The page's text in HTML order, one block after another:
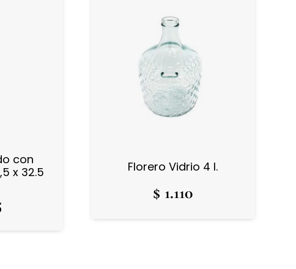
con
x 32.5
Florero Vidrio 4 l.
$ 1.110